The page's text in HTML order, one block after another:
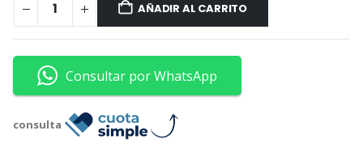
AÑADIR AL CARRITO
Consultar por WhatsApp
consulta